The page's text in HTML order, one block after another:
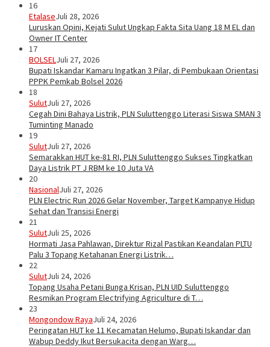
16
EtalaseJuli 28, 2026
Luruskan Opini, Kejati Sulut Ungkap Fakta Sita Uang 18 M EL dan
Owner IT Center
17
BOLSELJuli 27, 2026
Bupati Iskandar Kamaru Ingatkan 3 Pilar, di Pembukaan Orientasi
PPPK Pemkab Bolsel 2026
18
SulutJuli 27, 2026
Cegah Dini Bahaya Listrik, PLN Suluttenggo Literasi Siswa SMAN 3
Tuminting Manado
19
SulutJuli 27, 2026
Semarakkan HUT ke-81 RI, PLN Suluttenggo Sukses Tingkatkan
Daya Listrik PT J RBM ke 10 Juta VA
20
NasionalJuli 27, 2026
PLN Electric Run 2026 Gelar November, Target Kampanye Hidup
Sehat dan Transisi Energi
21
SulutJuli 25, 2026
Hormati Jasa Pahlawan, Direktur Rizal Pastikan Keandalan PLTU
Palu 3 Topang Ketahanan Energi Listrik…
22
SulutJuli 24, 2026
Topang Usaha Petani Bunga Krisan, PLN UID Suluttenggo
Resmikan Program Electrifying Agriculture di T…
23
Mongondow RayaJuli 24, 2026
Peringatan HUT ke 11 Kecamatan Helumo, Bupati Iskandar dan
Wabup Deddy Ikut Bersukacita dengan Warg…